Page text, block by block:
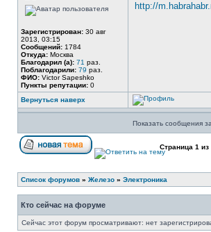
Зарегистрирован: 30 авг
2013, 03:15
Сообщений: 1784
Откуда: Москва
Благодарил (а): 71 раз.
Поблагодарили: 79 раз.
ФИО: Victor Sapeshko
Пункты репутации: 0
http://
Вернуться наверх
Показать сообщения
Страница 1 из
Список форумов » Железо » Электроника
Кто сейчас на форуме
Сейчас этот форум просматривают: нет